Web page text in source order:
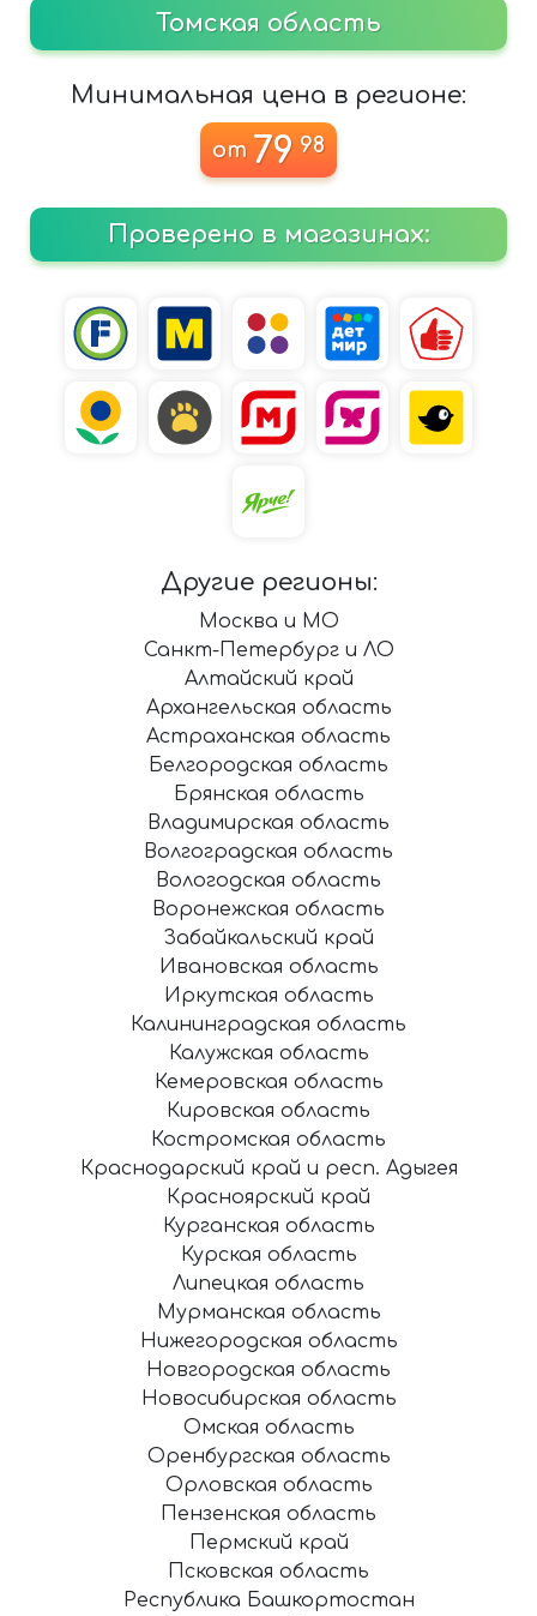
Томская область
Минимальная цена в регионе:
от 79 98
Проверено в магазинах:
Другие регионы:
Москва и МО
Санкт-Петербург и ЛО
Алтайский край
Архангельская область
Астраханская область
Белгородская область
Брянская область
Владимирская область
Волгоградская область
Вологодская область
Воронежская область
Забайкальский край
Ивановская область
Иркутская область
Калининградская область
Калужская область
Кемеровская область
Кировская область
Костромская область
Краснодарский край и респ. Адыгея
Красноярский край
Курганская область
Курская область
Липецкая область
Мурманская область
Нижегородская область
Новгородская область
Новосибирская область
Омская область
Оренбургская область
Орловская область
Пензенская область
Пермский край
Псковская область
Республика Башкортостан